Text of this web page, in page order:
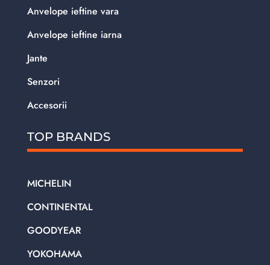
Anvelope ieftine vara
Anvelope ieftine iarna
Jante
Senzori
Accesorii
TOP BRANDS
MICHELIN
CONTINENTAL
GOODYEAR
YOKOHAMA